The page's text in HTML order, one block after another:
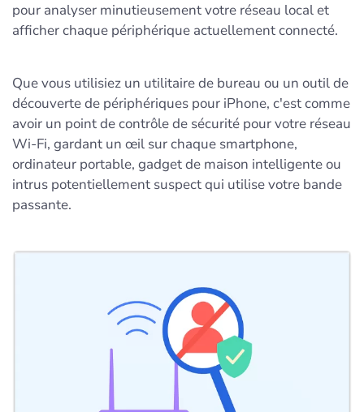
pour analyser minutieusement votre réseau local et
afficher chaque périphérique actuellement connecté.
Que vous utilisiez un utilitaire de bureau ou un outil de
découverte de périphériques pour iPhone, c'est comme
avoir un point de contrôle de sécurité pour votre réseau
Wi-Fi, gardant un œil sur chaque smartphone,
ordinateur portable, gadget de maison intelligente ou
intrus potentiellement suspect qui utilise votre bande
passante.